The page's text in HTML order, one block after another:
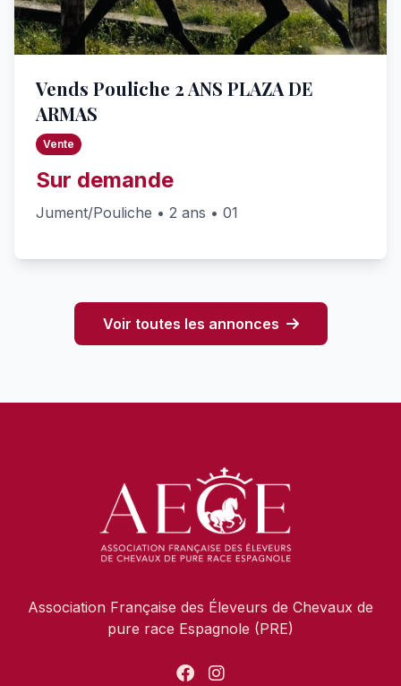
Vends Pouliche 2 ANS PLAZA DE
ARMAS
Vente
Sur demande
Jument/Pouliche • 2 ans • 01
Voir toutes les annonces
Association Française des Éleveurs de Chevaux de
pure race Espagnole (PRE)